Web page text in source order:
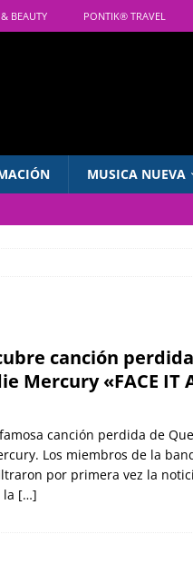
BEAUTY PONTIK® TRAVEL
MUSICA NUEVA
canción
Mercury «FACE IT
canción perdida de
Los miembros de la
por primera vez la
la […]